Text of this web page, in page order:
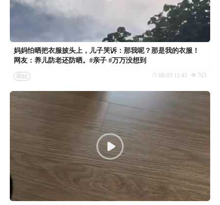
妈妈怕晒把衣服披头上，儿子哭诉：那我呢？那是我的衣服！
网友：养儿防老还防晒。#亲子 #万万没想到
萌娃 08-03 11:45 763